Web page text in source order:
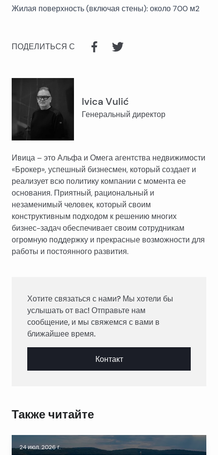
Жилая поверхность (включая стены): около 700 м2
ПОДЕЛИТЬСЯ С
Ivica Vulić
Генеральный директор
Ивица – это Альфа и Омега агентства недвижимости
«Брокер», успешный бизнесмен, который создает и
реализует всю политику компании с момента ее
основания. Приятный, рациональный и
незаменимый человек, который своим
конструктивным подходом к решению многих
бизнес-задач обеспечивает своим сотрудникам
огромную поддержку и прекрасные возможности для
работы и постоянного развития.
Хотите связаться с нами? Мы хотели бы
услышать от вас! Отправьте нам
сообщение, и мы свяжемся с вами в
ближайшее время.
Контакт
Также читайте
24 июл. 2026 г.